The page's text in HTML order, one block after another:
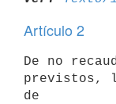
Artículo 2
De no
previstos,
de